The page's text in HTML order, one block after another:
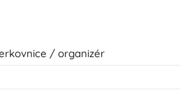
/ organizér